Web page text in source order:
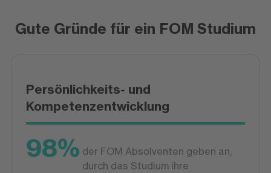
Gute Gründe für ein FOM Studium
Persönlichkeits- und
Kompetenzentwicklung
98% der FOM Absolventen geben an,
durch das Studium ihre